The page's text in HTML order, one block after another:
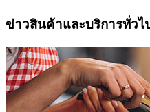
ข่าวสินค้าและบริการทั่วไ